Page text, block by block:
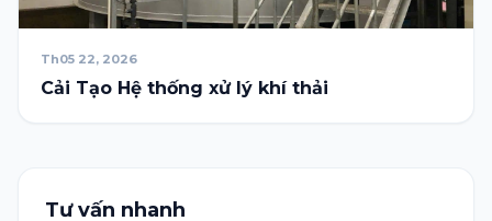
Th05 22, 2026
Cải Tạo Hệ thống xử lý khí thải
Tư vấn nhanh